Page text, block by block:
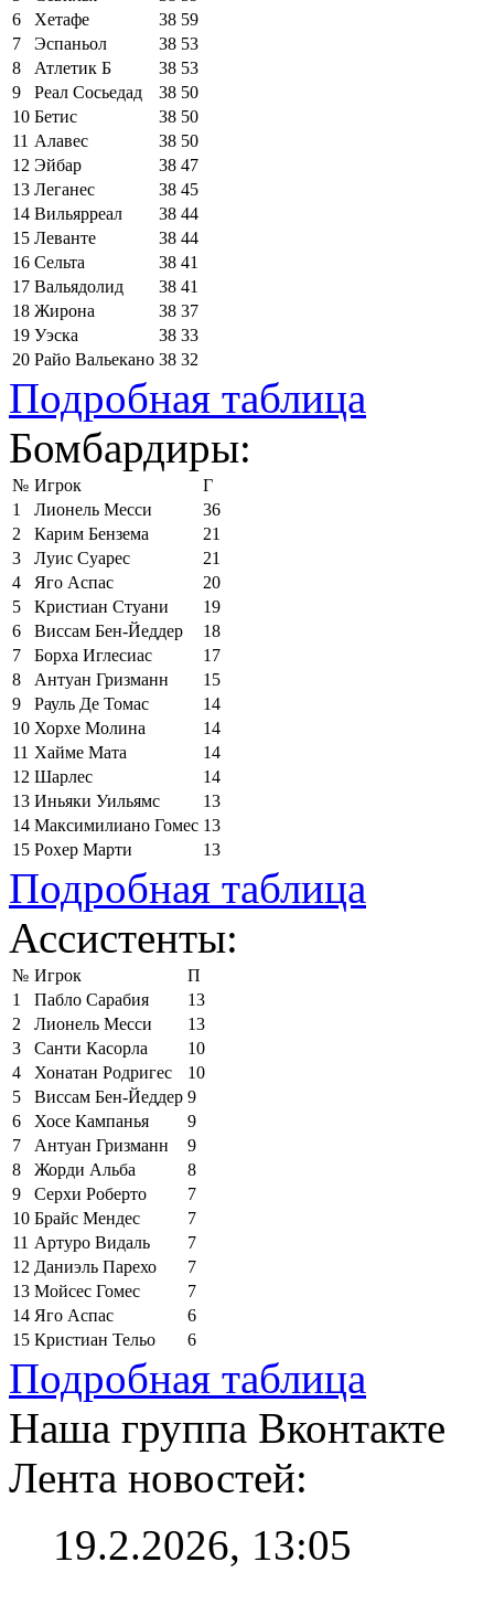
6
Хетафе 38 59
7
Эспаньол 38 53
8
Атлетик Б 38 53
9
Реал Сосьедад 38 50
10 Бетис 38 50
11 Алавес 38 50
12 Эйбар 38 47
13 Леганес 38 45
14 Вильярреал 38 44
15 Леванте 38 44
16 Сельта 38 41
17 Вальядолид 38 41
18 Жирона 38 37
19 Уэска 38 33
20 Райо Вальекано 38 32
Подробная таблица
Бомбардиры:
№ Игрок
Г
1
Лионель Месси
36
2
Карим Бензема
21
3
Луис Суарес
21
4
Яго Аспас
20
5
Кристиан Стуани
19
6
Виссам Бен-Йеддер
18
7
Борха Иглесиас
17
8
Антуан Гризманн
15
9
Рауль Де Томас
14
10 Хорхе Молина
14
11 Хайме Мата
14
12 Шарлес
14
13 Иньяки Уильямс
13
14 Максимилиано Гомес 13
15 Рохер Марти 13
Подробная таблица
Ассистенты:
№ Игрок
П
1
Пабло Сарабия
13
2
Лионель Месси
13
3
Санти Касорла
10
4
Хонатан Родригес
10
5
Виссам Бен-Йеддер 9
6
Хосе Кампанья
9
7
Антуан Гризманн
9
8
Жорди Альба
8
9
Серхи Роберто
7
10 Брайс Мендес
7
11 Артуро Видаль
7
12 Даниэль Парехо
7
13 Мойсес Гомес
7
14 Яго Аспас
6
15 Кристиан Тельо 6
Подробная таблица
Наша группа Вконтакте
Лента новостей:
19.2.2026, 13:05